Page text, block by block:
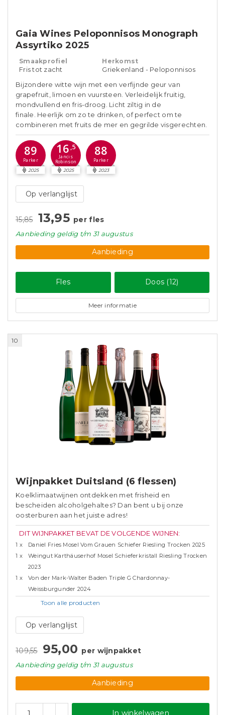
Gaia Wines Peloponnisos Monograph
Assyrtiko 2025
Smaakprofiel
Fris tot zacht
Herkomst
Griekenland - Peloponnisos
Bijzondere witte wijn met een verfijnde geur van
grapefruit, limoen en vuursteen. Verleidelijk fruitig,
mondvullend en fris-droog. Licht ziltig in de
finale. Heerlijk om zo te drinken, of perfect om te
combineren met fruits de mer en gegrilde visgerechten.
89
Parker
2025
16 ,5
Jancis
Robinson
2025
88
Parker
2023
Op verlanglijst
15,85 13,95 per fles
Aanbieding geldigt/m 31 augustus
Aanbieding
Fles Doos (12)
Meer informatie
10
Wijnpakket Duitsland (6 flessen)
Koelklimaatwijnen ontdekken met frisheid en
bescheiden alcoholgehaltes? Dan bent u bij onze
oosterburen aan het juiste adres!
DIT WIJNPAKKET BEVAT DE VOLGENDE WIJNEN:
1 x
Daniel Fries Mosel Vom Grauen Schiefer Riesling Trocken 2025
1 x
Weingut Karthäuserhof Mosel Schieferkristall Riesling Trocken
2023
1 x
Von der Mark-Walter Baden Triple G Chardonnay-
Weissburgunder 2024
Toon alle producten
Op verlanglijst
109,55 95,00 per wijnpakket
Aanbieding geldigt/m 31 augustus
Aanbieding
In winkelwagen